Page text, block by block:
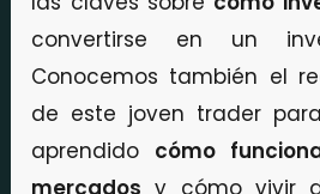
convertirse en un
Conocemos también el
de este joven trader
aprendido cómo